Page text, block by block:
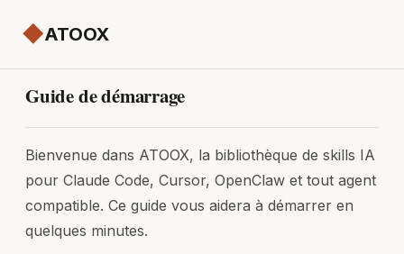
◆ATOOX
Guide de démarrage
Bienvenue dans ATOOX, la bibliothèque de skills IA
pour Claude Code, Cursor, OpenClaw et tout agent
compatible. Ce guide vous aidera à démarrer en
quelques minutes.